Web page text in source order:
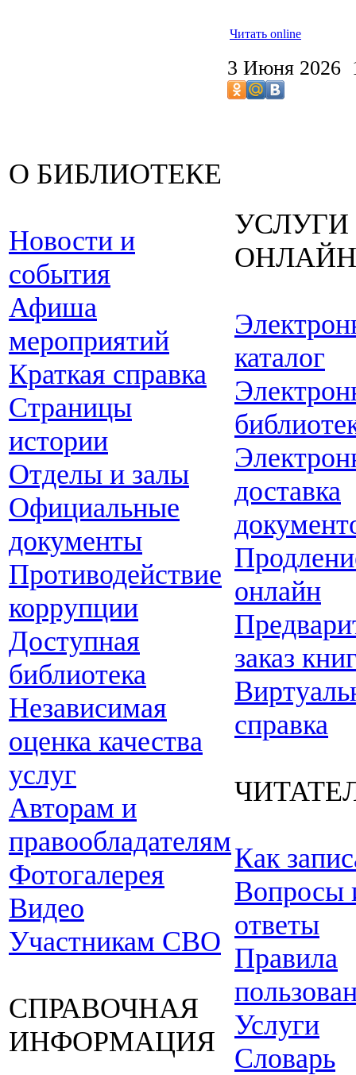
Читать online
3 Июня 2026
О БИБЛИОТЕКЕ
Новости и
события
Афиша
мероприятий
Краткая справка
Страницы
истории
Отделы и залы
Официальные
документы
Противодействие
коррупции
Доступная
библиотека
Независимая
оценка качества
услуг
Авторам и
правообладателям
Фотогалерея
Видео
Участникам СВО
СПРАВОЧНАЯ
ИНФОРМАЦИЯ
УСЛУГИ
ОНЛАЙН
каталог
доставка
онлайн
заказ
справка
Как
Вопросы
ответы
Правила
Услуги
Словарь